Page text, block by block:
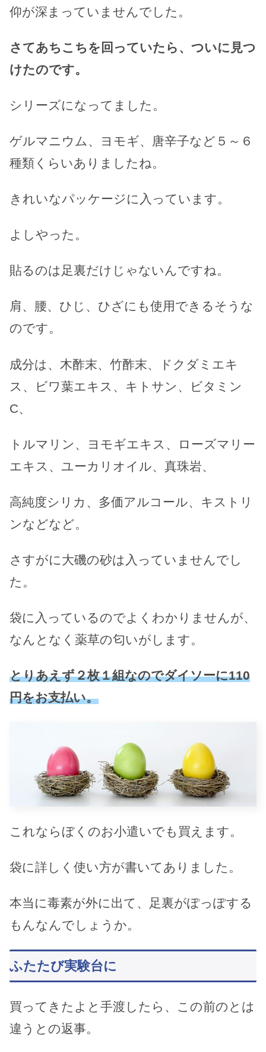
仰が深まっていませんでした。
さてあちこちを回っていたら、ついに見つ
けたのです。
シリーズになってました。
ゲルマニウム、ヨモギ、唐辛子など５～６
種類くらいありましたね。
きれいなパッケージに入っています。
よしやった。
貼るのは足裏だけじゃないんですね。
肩、腰、ひじ、ひざにも使用できるそうな
のです。
成分は、木酢末、竹酢末、ドクダミエキ
ス、ビワ葉エキス、キトサン、ビタミン
C、
トルマリン、ヨモギエキス、ローズマリー
エキス、ユーカリオイル、真珠岩、
高純度シリカ、多価アルコール、キストリ
ンなどなど。
さすがに大磯の砂は入っていませんでし
た。
袋に入っているのでよくわかりませんが、
なんとなく薬草の匂いがします。
とりあえず２枚１組なのでダイソーに110
円をお支払い。
これならぼくのお小遣いでも買えます。
袋に詳しく使い方が書いてありました。
本当に毒素が外に出て、足裏がぽっぽする
もんなんでしょうか。
ふたたび実験台に
買ってきたよと手渡したら、この前のとは
違うとの返事。